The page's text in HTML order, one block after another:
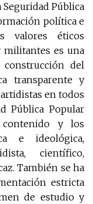
Pública
política e
valores éticos
militantes es una
del
transparente y
en todos
Pública Popular
y los
e ideológica,
científico,
También se ha
estricta
de estudio y